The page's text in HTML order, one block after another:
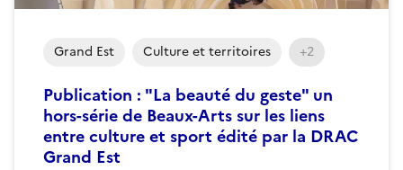
Publication : "La beauté du geste" un
hors-série de Beaux-Arts sur les liens
entre culture et sport édité par la DRAC
Grand Est
Grand Est Culture et territoires +2